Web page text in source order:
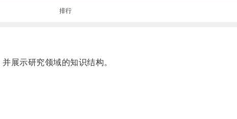
排行
展示研究领域的知识结构。